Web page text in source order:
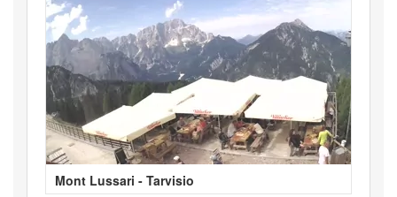
Mont Lussari - Tarvisio